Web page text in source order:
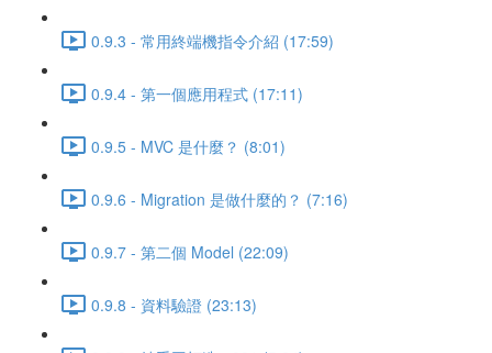
0.9.3 - 常用終端機指令介紹 (17:59)
0.9.4 - 第一個應用程式 (17:11)
0.9.5 - MVC 是什麼？ (8:01)
0.9.6 - Migration 是做什麼的？ (7:16)
0.9.7 - 第二個 Model (22:09)
0.9.8 - 資料驗證 (23:13)